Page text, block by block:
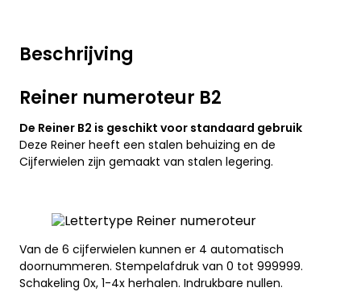
Beschrijving
Reiner numeroteur B2
De Reiner B2 is geschikt voor standaard gebruik
Deze Reiner heeft een stalen behuizing en de
Cijferwielen zijn gemaakt van stalen legering.
Van de 6 cijferwielen kunnen er 4 automatisch
doornummeren. Stempelafdruk van 0 tot 999999.
Schakeling 0x, 1-4x herhalen. Indrukbare nullen.